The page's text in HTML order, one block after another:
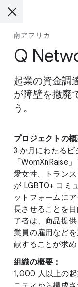
南アフリカ
Q
起業の資金調
が障壁を撤廃
う。
プロジェクトの概
3 か月にわたる
「WomXnRaise
愛女性、トラン
が LGBTQ+ コミ
ットフォームに
長させることを
了者は、商品提
業員の雇用など
献することが求め
組織の概要：
1,000 人以上の